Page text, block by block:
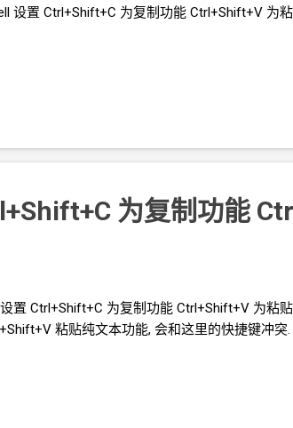
设置 Ctrl+Shift+C 为复制功能 Ctrl+Shift+V 为
为复制功能
置 Ctrl+Shift+C 为复制功能 Ctrl+Shift+V 为粘
粘贴纯文本功能, 会和这里的快捷键冲突